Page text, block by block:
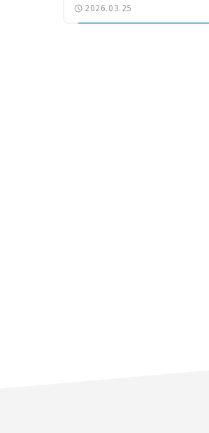
2026.03.25